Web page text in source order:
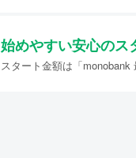
始めやすい安心のス
スタート金額は「monobank